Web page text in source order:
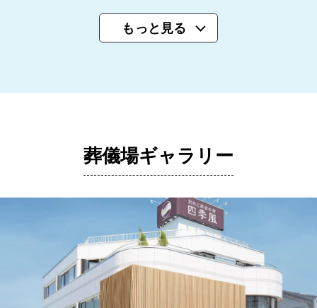
もっと見る
葬儀場ギャラリー